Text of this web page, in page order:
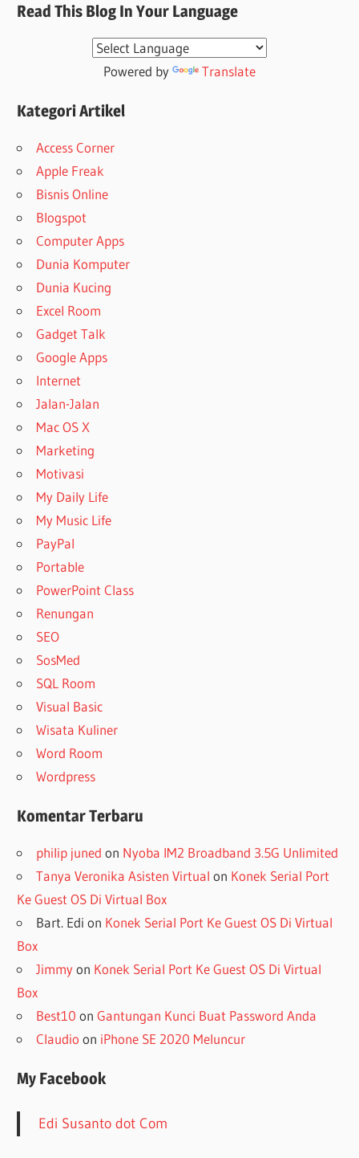
Read This Blog In Your Language
Powered by Translate
Kategori Artikel
Access Corner
Apple Freak
Bisnis Online
Blogspot
Computer Apps
Dunia Komputer
Dunia Kucing
Excel Room
Gadget Talk
Google Apps
Internet
Jalan-Jalan
Mac OS X
Marketing
Motivasi
My Daily Life
My Music Life
PayPal
Portable
PowerPoint Class
Renungan
SEO
SosMed
SQL Room
Visual Basic
Wisata Kuliner
Word Room
Wordpress
Komentar Terbaru
philip juned on Nyoba IM2 Broadband 3.5G Unlimited
Tanya Veronika Asisten Virtual on Konek Serial Port
Ke Guest OS Di Virtual Box
Bart. Edi on Konek Serial Port Ke Guest OS Di Virtual
Box
Jimmyon Konek Serial Port Ke Guest OS Di Virtual
Box
Best10 onGantungan Kunci Buat Password Anda
Claudio on iPhone SE 2020 Meluncur
My Facebook
Edi Susanto dot Com